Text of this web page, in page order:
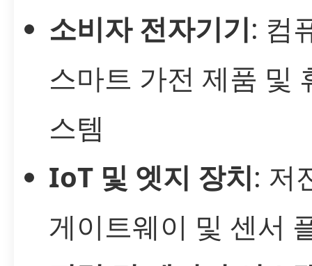
소비자 전자기기: 컴
스마트 가전 제품 및
스템
IoT 및 엣지 장치: 저
게이트웨이 및 센서